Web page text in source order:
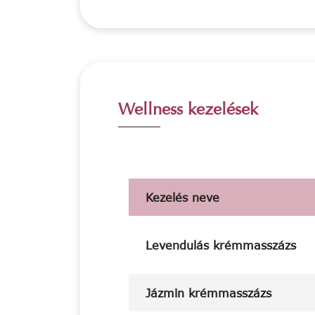
Wellness kezelések
Kezelés neve
Levendulás krémmasszázs
Jázmin krémmasszázs